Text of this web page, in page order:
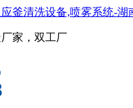
家，双工厂